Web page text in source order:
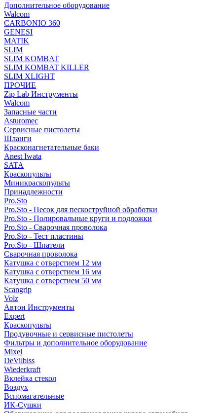
Дополнительное оборудование
Walcom
CARBONIO 360
GENESI
MATIK
SLIM
SLIM KOMBAT
SLIM KOMBAT KILLER
SLIM XLIGHT
ПРОЧИЕ
Zip Lab Инструменты
Walсom
Запасные части
Asturomec
Сервисные пистолеты
Шланги
Красконагнетательные баки
Anest Iwata
SATA
Краскопульты
Миникраскопульты
Принадлежности
Pro.Sto
Pro.Sto - Песок для пескоструйной обработки
Pro.Sto - Полировальные круги и подложки
Pro.Sto - Сварочная проволока
Pro.Sto - Тест пластины
Pro.Sto - Шпатели
Сварочная проволока
Катушка с отверстием 12 мм
Катушка с отверстием 16 мм
Катушка с отверстием 50 мм
Scangrip
Volz
Автон Инструменты
Expert
Краскопульты
Продувочные и сервисные пистолеты
Фильтры и дополнительное оборудование
Mixel
DeVilbiss
Wiederkraft
Вклейка стекол
Воздух
Вспомагательные
ИК-Сушки